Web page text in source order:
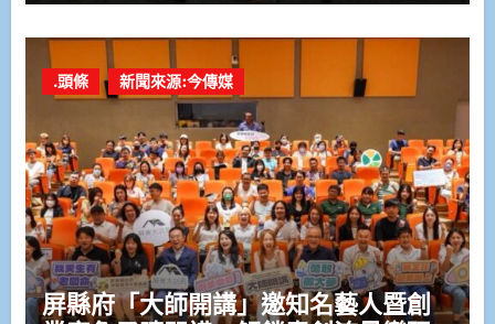
.頭條 新聞來源:今傳媒
屏縣府「大師開講」邀知名藝人暨創